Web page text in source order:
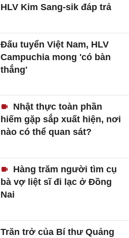
HLV Kim Sang-sik đáp trả
Đấu tuyển Việt Nam, HLV
Campuchia mong 'có bàn
thắng'
Nhật thực toàn phần
hiếm gặp sắp xuất hiện, nơi
nào có thể quan sát?
Hàng trăm người tìm cụ
bà vợ liệt sĩ đi lạc ở Đồng
Nai
Trăn trở của Bí thư Quảng